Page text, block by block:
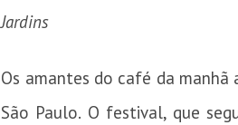
Jardins
Os amantes do café da
São Paulo. O festival, que